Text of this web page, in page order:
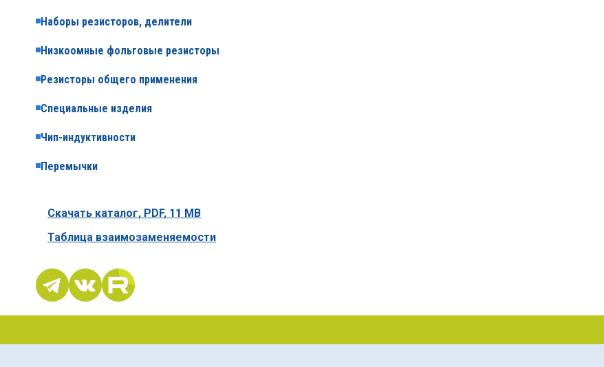
Наборы резисторов, делители
Низкоомные фольговые резисторы
Резисторы общего применения
Специальные изделия
Чип-индуктивности
Перемычки
Скачать каталог, PDF, 11 MB
Таблица взаимозаменяемости